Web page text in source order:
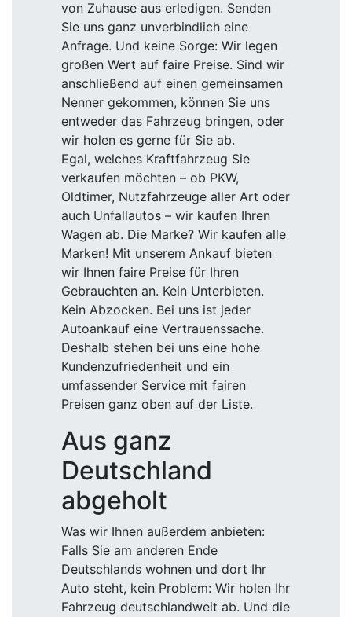
von Zuhause aus erledigen. Senden
Sie uns ganz unverbindlich eine
Anfrage. Und keine Sorge: Wir legen
großen Wert auf faire Preise. Sind wir
anschließend auf einen gemeinsamen
Nenner gekommen, können Sie uns
entweder das Fahrzeug bringen, oder
wir holen es gerne für Sie ab.
Egal, welches Kraftfahrzeug Sie
verkaufen möchten – ob PKW,
Oldtimer, Nutzfahrzeuge aller Art oder
auch Unfallautos – wir kaufen Ihren
Wagen ab. Die Marke? Wir kaufen alle
Marken! Mit unserem Ankauf bieten
wir Ihnen faire Preise für Ihren
Gebrauchten an. Kein Unterbieten.
Kein Abzocken. Bei uns ist jeder
Autoankauf eine Vertrauenssache.
Deshalb stehen bei uns eine hohe
Kundenzufriedenheit und ein
umfassender Service mit fairen
Preisen ganz oben auf der Liste.
Aus ganz
Deutschland
abgeholt
Was wir Ihnen außerdem anbieten:
Falls Sie am anderen Ende
Deutschlands wohnen und dort Ihr
Auto steht, kein Problem: Wir holen Ihr
Fahrzeug deutschlandweit ab. Und die